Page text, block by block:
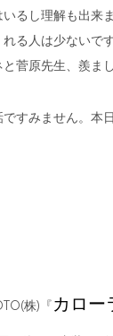
るし理解も出来
る人は少ないで
菅原先生、羨ま
ですみません。本
株)『カロー